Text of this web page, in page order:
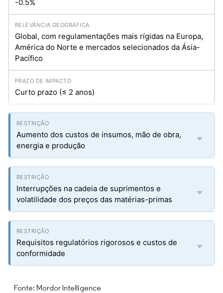
-0.5%
Global, com regulamentações mais rígidas na Europa,
América do Norte e mercados selecionados da Ásia-
Pacífico
Curto prazo (≤ 2 anos)
Aumento dos custos de insumos, mão de obra,
energia e produção
Interrupções na cadeia de suprimentos e
volatilidade dos preços das matérias-primas
Requisitos regulatórios rigorosos e custos de
conformidade
Fonte: Mordor Intelligence